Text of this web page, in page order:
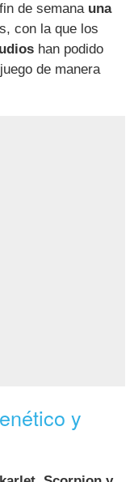
de semana una
con la que los
han podido
de manera
y